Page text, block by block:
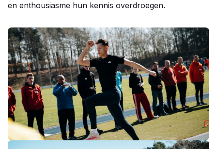
en enthousiasme hun kennis overdroegen.